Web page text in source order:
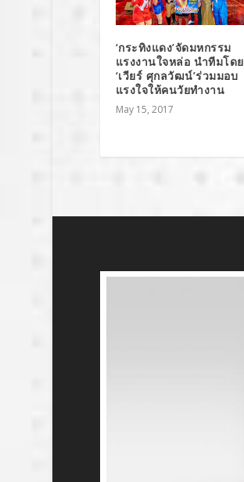
‘กระทิงแดง’จัดมหกรรม
แรงงานใจหล่อ นำทีมโดย
‘เวียร์ ศุกลวัฒน์’ร่วมมอบ
แรงใจให้คนวัยทำงาน
May 15, 2017